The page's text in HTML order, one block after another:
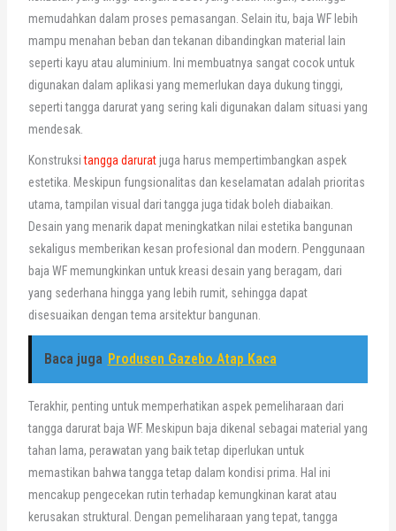
memudahkan dalam proses pemasangan. Selain itu, baja WF lebih
mampu menahan beban dan tekanan dibandingkan material lain
seperti kayu atau aluminium. Ini membuatnya sangat cocok untuk
digunakan dalam aplikasi yang memerlukan daya dukung tinggi,
seperti tangga darurat yang sering kali digunakan dalam situasi yang
mendesak.
Konstruksitangga daruratjuga harus mempertimbangkan aspek
estetika. Meskipun fungsionalitas dan keselamatan adalah prioritas
utama, tampilan visual dari tangga juga tidak boleh diabaikan.
Desain yang menarik dapat meningkatkan nilai estetika bangunan
sekaligus memberikan kesan profesional dan modern. Penggunaan
baja WF memungkinkan untuk kreasi desain yang beragam, dari
yang sederhana hingga yang lebih rumit, sehingga dapat
disesuaikan dengan tema arsitektur bangunan.
Baca juga Produsen Gazebo Atap Kaca
Terakhir, penting untuk memperhatikan aspek pemeliharaan dari
tangga darurat baja WF. Meskipun baja dikenal sebagai material yang
tahan lama, perawatan yang baik tetap diperlukan untuk
memastikan bahwa tangga tetap dalam kondisi prima. Hal ini
mencakup pengecekan rutin terhadap kemungkinan karat atau
kerusakan struktural. Dengan pemeliharaan yang tepat, tangga